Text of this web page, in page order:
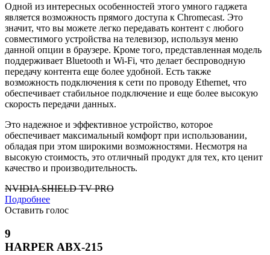
Одной из интересных особенностей этого умного гаджета
является возможность прямого доступа к Chromecast. Это
значит, что вы можете легко передавать контент с любого
совместимого устройства на телевизор, используя меню
данной опции в браузере. Кроме того, представленная модель
поддерживает Bluetooth и Wi-Fi, что делает беспроводную
передачу контента еще более удобной. Есть также
возможность подключения к сети по проводу Ethernet, что
обеспечивает стабильное подключение и еще более высокую
скорость передачи данных.
Это надежное и эффективное устройство, которое
обеспечивает максимальный комфорт при использовании,
обладая при этом широкими возможностями. Несмотря на
высокую стоимость, это отличный продукт для тех, кто ценит
качество и производительность.
NVIDIA SHIELD TV PRO
Подробнее
Оставить голос
9
HARPER ABX-215